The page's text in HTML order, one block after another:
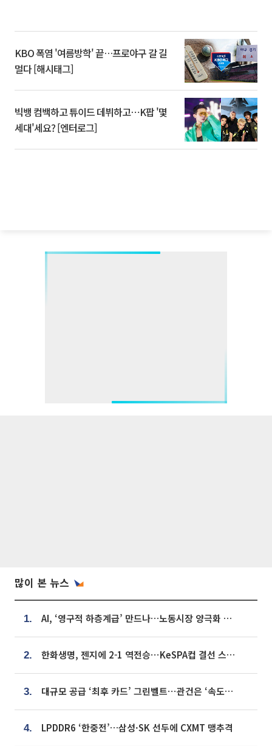
KBO 폭염 '여름방학' 끝…프로야구 갈 길
멀다 [해시태그]
빅뱅 컴백하고 튜이드 데뷔하고⋯K팝 '몇
세대'세요? [엔터로그]
많이 본 뉴스
1. AI, ‘영구적 하층계급’ 만드나…노동시장 양극화 경고
2. 한화생명, 젠지에 2-1 역전승⋯KeSPA컵 결선 스테이지 2 직행
3. 대규모 공급 ‘최후 카드’ 그린벨트⋯관건은 ‘속도’ [주택공급 승부수의 조건]
4. LPDDR6 ‘한중전’…삼성·SK 선두에 CXMT 맹추격